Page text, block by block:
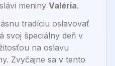
i meniny Valéria.
tradíciu oslavovať
svoj špeciálny deň v
na oslavu
Zvyčajne sa v tento